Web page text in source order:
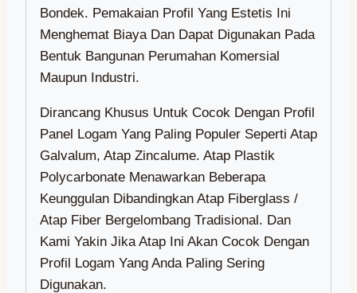
Bondek. Pemakaian Profil Yang Estetis Ini
Menghemat Biaya Dan Dapat Digunakan Pada
Bentuk Bangunan Perumahan Komersial
Maupun Industri.
Dirancang Khusus Untuk Cocok Dengan Profil
Panel Logam Yang Paling Populer Seperti Atap
Galvalum, Atap Zincalume. Atap Plastik
Polycarbonate Menawarkan Beberapa
Keunggulan Dibandingkan Atap Fiberglass /
Atap Fiber Bergelombang Tradisional. Dan
Kami Yakin Jika Atap Ini Akan Cocok Dengan
Profil Logam Yang Anda Paling Sering
Digunakan.